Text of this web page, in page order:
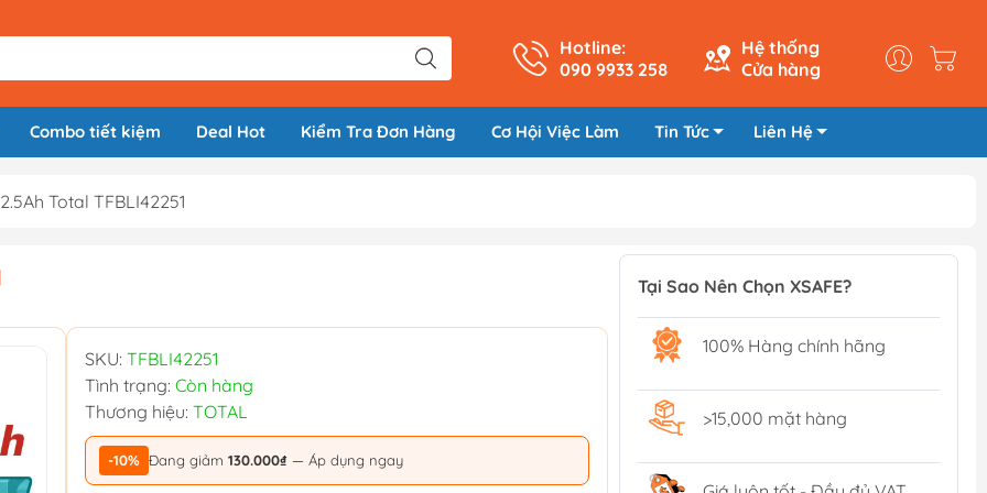
Hotline:
090 9933 258
Hệ thống
Cửa hàng
Combo tiết kiệm Deal Hot Kiểm Tra Đơn Hàng Cơ Hội Việc Làm Tin Tức Liên Hệ
Total TFBLI42251
SKU: TFBLI42251
Tình trạng: Còn hàng
Thương hiệu: TOTAL
-10% Đang giảm 130.000₫ — Áp dụng ngay
Tại Sao Nên Chọn XSAFE?
100% Hàng chính hãng
>15,000 mặt hàng